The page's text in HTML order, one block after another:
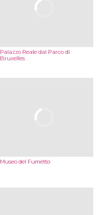
Palazzo Reale dal Parco di
Bruxelles
Museo del Fumetto